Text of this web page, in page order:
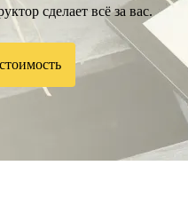
сделает всё за вас.